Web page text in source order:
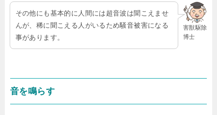
害獣駆除
博士
その他にも基本的に人間には超音波は聞こえませ
んが、稀に聞こえる人がいるため騒音被害になる
事があります。
音を鳴らす